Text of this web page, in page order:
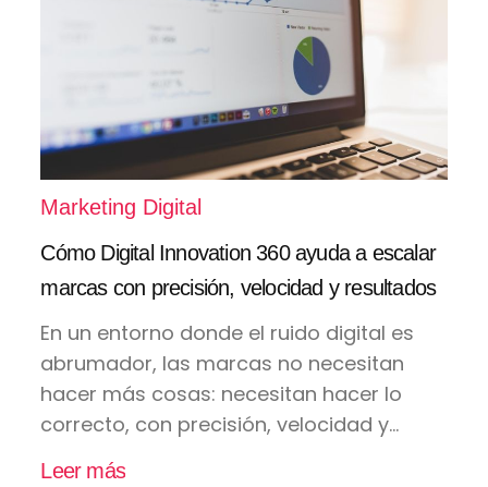
Marketing Digital
Cómo Digital Innovation 360 ayuda a escalar
marcas con precisión, velocidad y resultados
En un entorno donde el ruido digital es
abrumador, las marcas no necesitan
hacer más cosas: necesitan hacer lo
correcto, con precisión, velocidad y...
Leer más